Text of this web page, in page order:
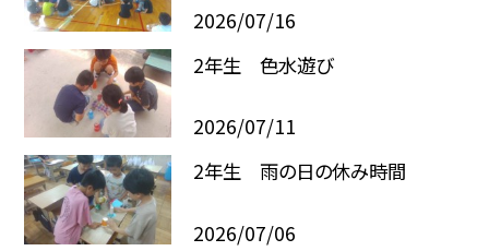
2026/07/16
2年生 色水遊び
2026/07/11
2年生 雨の日の休み時間
2026/07/06